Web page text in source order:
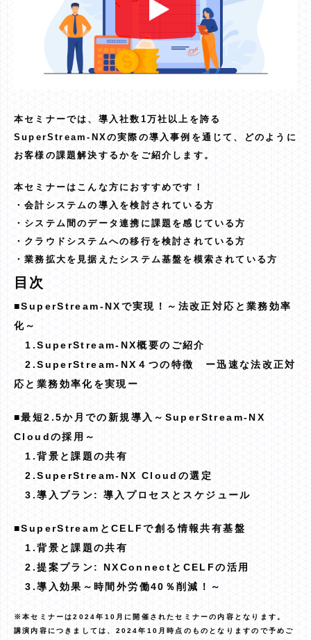
本セミナーでは、導入社数1万社以上を誇る
SuperStream-NXの実際の導入事例を通じて、どのように
お客様の課題解決するかをご紹介します。
本セミナーはこんな方におすすめです！
・会計システムの導入を検討されている方
・システム間のデータ連携に課題を感じている方
・クラウドシステムへの移行を検討されている方
・業務拡大を見据えたシステム基盤を模索されている方
目次
■SuperStream-NXで実現！～法改正対応と業務効率
化～
1.SuperStream-NX概要のご紹介
2.SuperStream-NX４つの特徴 ー迅速な法改正対
応と業務効率化を実現ー
■最短2.5か月での新規導入～SuperStream-NX
Cloudの採用～
1.背景と課題の共有
2.SuperStream-NX Cloudの選定
3.導入プラン: 導入プロセスとスケジュール
■SuperStreamとCELFで創る情報共有基盤
1.背景と課題の共有
2.提案プラン: NXConnectとCELFの活用
3.導入効果～時間外労働40％削減！～
※本セミナーは2024年10月に開催されたセミナーの内容となります。
講演内容につきましては、2024年10月時点のものとなりますので予めご